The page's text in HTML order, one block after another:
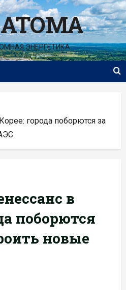
ЭНЕРГЕТИКА
города поборются за
в
поборются
новые